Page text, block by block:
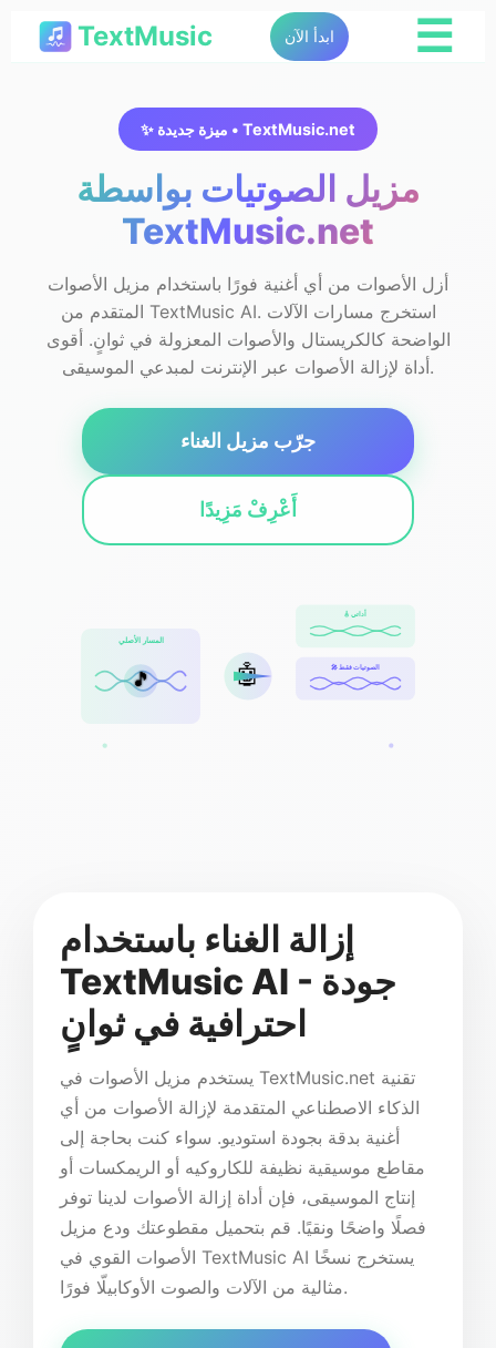
TextMusic ابدأ الآن ☰
✨ ميزة جديدة • TextMusic.net
مزيل الصوتيات بواسطة
TextMusic.net
أزل الأصوات من أي أغنية فورًا باستخدام مزيل الأصوات
المتقدم من TextMusic AI. استخرج مسارات الآلات
الواضحة كالكريستال والأصوات المعزولة في ثوانٍ. أقوى
أداة لإزالة الأصوات عبر الإنترنت لمبدعي الموسيقى.
جرّب مزيل الغناء
أَعْرِفْ مَزِيدًا
المسار الأصلي
🎵 🤖
🎸 أداتي
🎤 الصوتيات فقط
إزالة الغناء باستخدام
TextMusic AI - جودة
احترافية في ثوانٍ
يستخدم مزيل الأصوات في TextMusic.net تقنية
الذكاء الاصطناعي المتقدمة لإزالة الأصوات من أي
أغنية بدقة بجودة استوديو. سواء كنت بحاجة إلى
مقاطع موسيقية نظيفة للكاروكيه أو الريمكسات أو
إنتاج الموسيقى، فإن أداة إزالة الأصوات لدينا توفر
فصلًا واضحًا ونقيًا. قم بتحميل مقطوعتك ودع مزيل
الأصوات القوي في TextMusic AI يستخرج نسخًا
مثالية من الآلات والصوت الأوكابيلّا فورًا.